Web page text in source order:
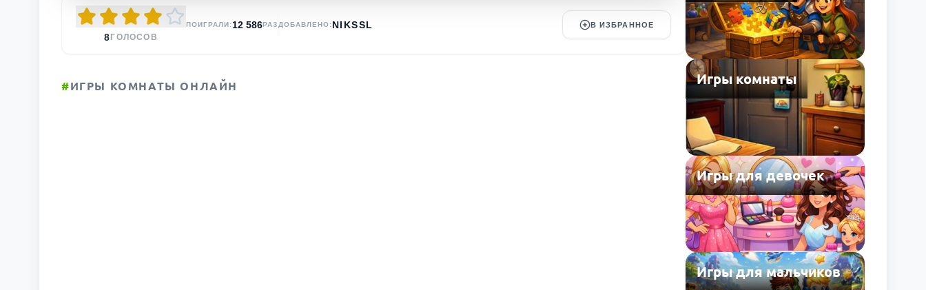
8 ГОЛОСОВ
ПОИГРАЛИ:12 586РАЗ ДОБАВЛЕНО:NIKSSL В ИЗБРАННОЕ
#ИГРЫ КОМНАТЫ ОНЛАЙН Игры комнаты
Игры для девочек
Игры для мальчиков